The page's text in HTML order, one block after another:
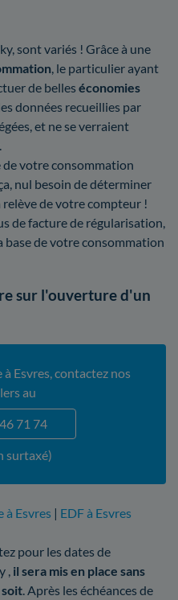
sont variés ! Grâce à une
, le particulier ayant
de belles économies
données recueillies par
et ne se verraient
votre consommation
nul besoin de déterminer
de votre compteur !
de facture de régularisation,
base de votre consommation
sur l'ouverture d'un
Esvres, contactez nos
au
71 74
surtaxé)
à Esvres | EDF à Esvres
pour les dates de
, il sera mis en place sans
. Après les échéances de